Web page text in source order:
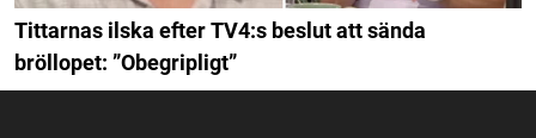
Tittarnas ilska efter TV4:s beslut att sända
bröllopet: ”Obegripligt”